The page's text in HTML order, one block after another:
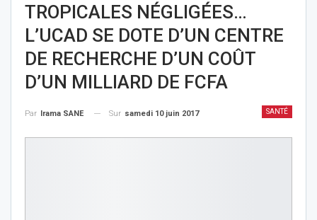
TROPICALES NÉGLIGÉES…
L’UCAD SE DOTE D’UN CENTRE
DE RECHERCHE D’UN COÛT
D’UN MILLIARD DE FCFA
SANTÉ
Par Irama SANE Sur samedi 10 juin 2017